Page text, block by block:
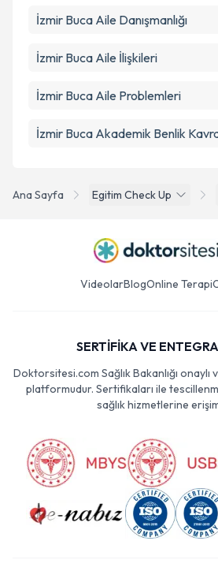
Ana Sayfa Egitim Check Up
İzmir Buca Aile Danışmanlığı
İzmir Buca Aile İlişkileri
İzmir Buca Aile Problemleri
İzmir Buca Akademik Benlik
VideolarBlogOnline Terapi
SERTİFİKA VE
Doktorsitesi.com Sağlık Bakanlığı onaylı
platformudur. Sertifikaları ile
sağlık hizmetlerine